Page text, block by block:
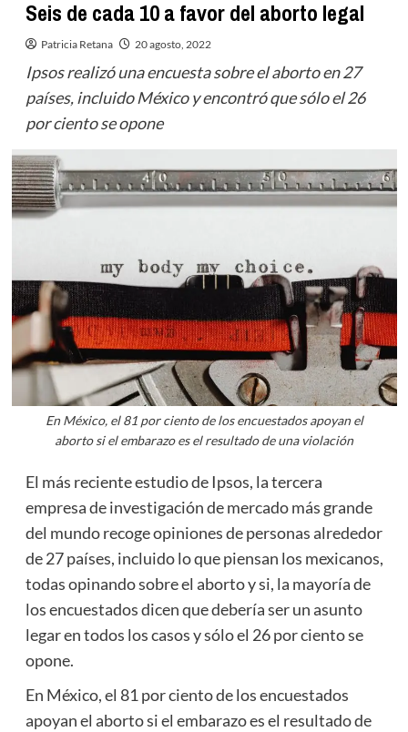
Seis de cada 10 a favor del aborto legal
Patricia Retana 20 agosto, 2022
Ipsos realizó una encuesta sobre el aborto en 27
países, incluido México y encontró que sólo el 26
por ciento se opone
En México, el 81 por ciento de los encuestados apoyan el
aborto si el embarazo es el resultado de una violación
El más reciente estudio de Ipsos, la tercera
empresa de investigación de mercado más grande
del mundo recoge opiniones de personas alrededor
de 27 países, incluido lo que piensan los mexicanos,
todas opinando sobre el aborto y si, la mayoría de
los encuestados dicen que debería ser un asunto
legar en todos los casos y sólo el 26 por ciento se
opone.
En México, el 81 por ciento de los encuestados
apoyan el aborto si el embarazo es el resultado de